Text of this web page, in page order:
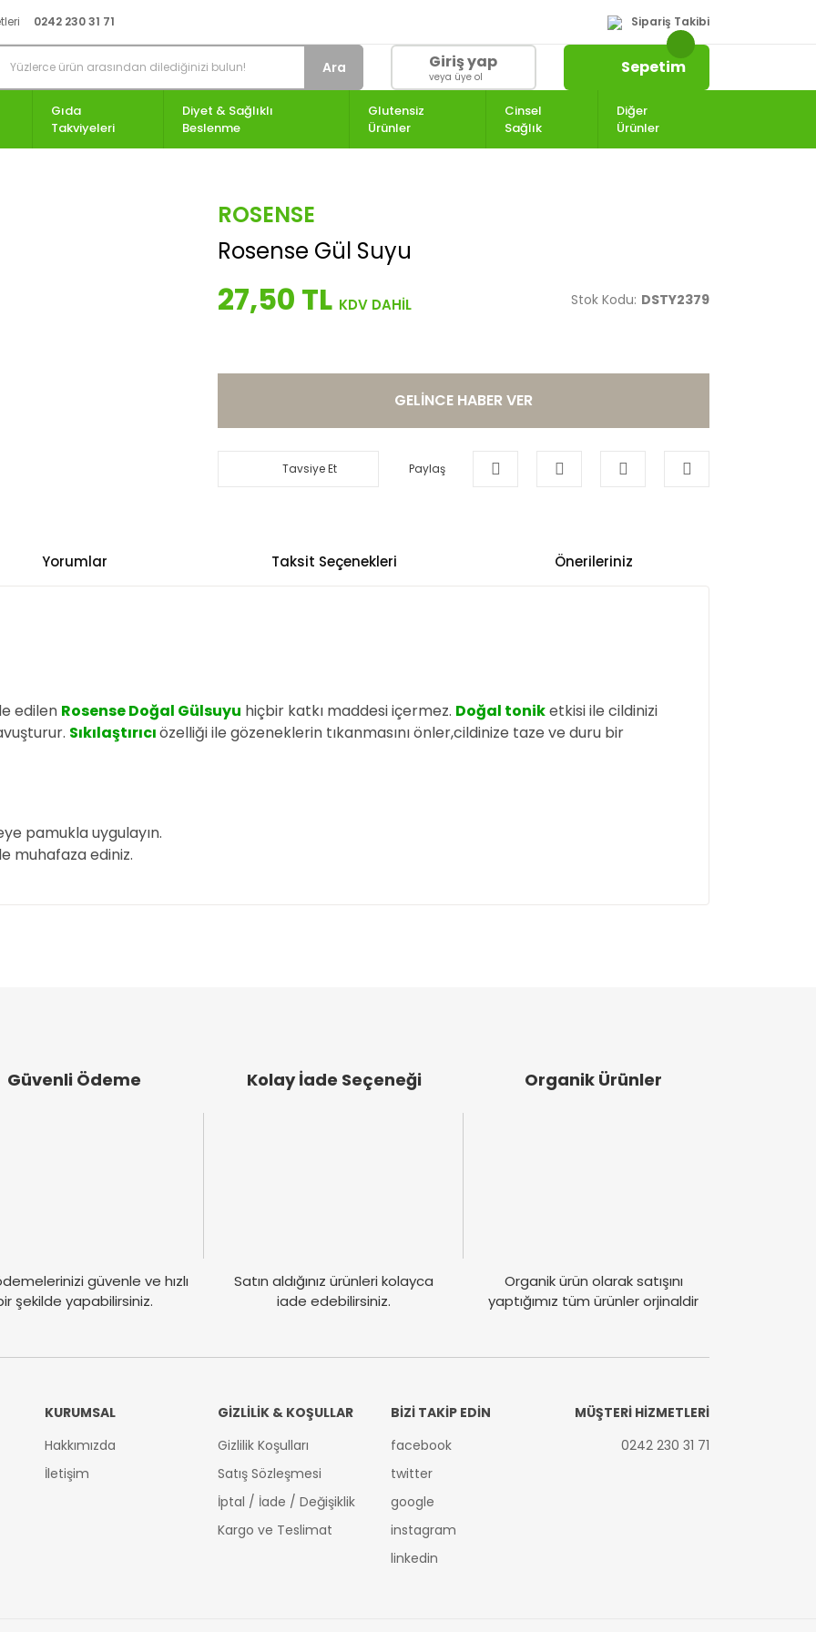
0242 230 31 71 Sipariş Takibi
Ara Giriş yap
veya üye ol Sepetim
Gıda
Takviyeleri
Diyet & Sağlıklı
Beslenme
Glutensiz
Ürünler
Cinsel
Sağlık
Diğer
Ürünler
ROSENSE
Rosense Gül Suyu
27,50 TL Stok Kodu: DSTY2379
GELİNCE HABER VER
Tavsiye Et Paylaş
Yorumlar Taksit Seçenekleri Önerileriniz
edilen Rosense Doğal Gülsuyu hiçbir katkı maddesi içermez. Doğal toniketkisi ile cildinizi
Sıkılaştırıcıözelliği ile gözeneklerin tıkanmasını önler,cildinize taze ve duru bir
pamukla uygulayın.
muhafaza ediniz.
ve diğer konularda yetersiz gördüğünüz noktaları öneri formunu kullanarak tarafımıza iletebilirsiniz.
Güvenli Ödeme
güvenle ve hızlı
şekilde yapabilirsiniz.
Kolay İade Seçeneği
Satın aldığınız ürünleri kolayca
iade edebilirsiniz.
Organik Ürünler
Organik ürün olarak satışını
yaptığımız tüm ürünler orjinaldir
KURUMSAL
Hakkımızda
İletişim
GİZLİLİK & KOŞULLAR
Gizlilik Koşulları
Satış Sözleşmesi
İptal / İade / Değişiklik
Kargo ve Teslimat
BİZİ TAKİP EDİN
facebook
twitter
google
instagram
linkedin
MÜŞTERİ HİZMETLERİ
0242 230 31 71